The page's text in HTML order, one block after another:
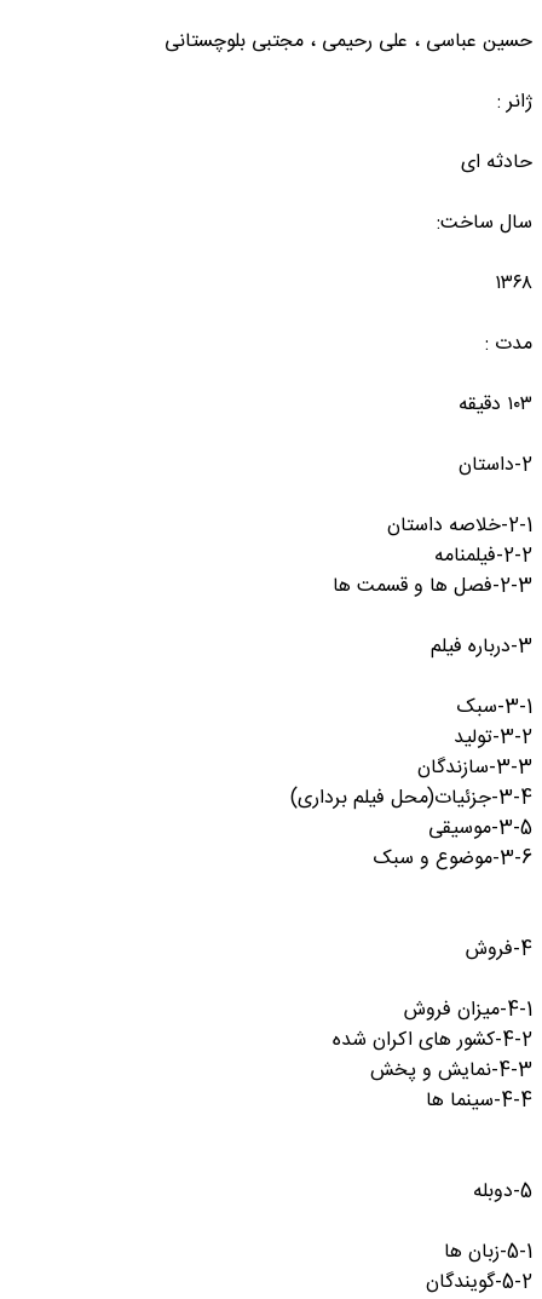
حسین عباسی ، علی رحیمی ، مجتبی بلوچستانی
ژانر :
حادثه ای
سال ساخت:
۱۳۶۸
مدت :
۱۰۳ دقیقه
2-داستان
2-1-خلاصه داستان
2-2-فیلمنامه
2-3-فصل ها و قسمت ها
3-درباره فیلم
3-1-سبک
3-2-تولید
3-3-سازندگان
3-4-جزئیات(محل فیلم برداری)
3-5-موسیقی
3-6-موضوع و سبک
4-فروش
4-1-میزان فروش
4-2-کشور های اکران شده
4-3-نمایش و پخش
4-4-سینما ها
5-دوبله
5-1-زبان ها
5-2-گویندگان